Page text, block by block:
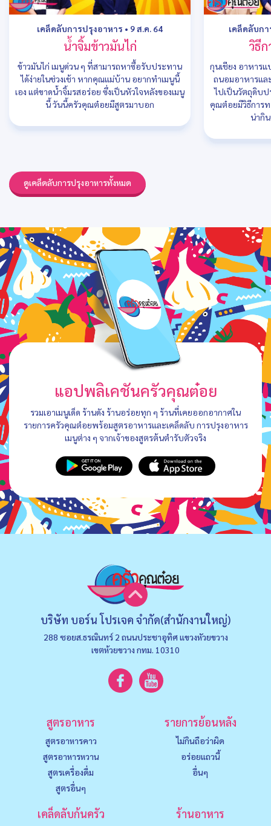
เคล็ดลับการปรุงอาหาร • 9 ส.ค. 64
น้ำจิ้มข้าวมันไก่
ข้าวมันไก่ เมนูด่วน ๆ ที่สามารถหาซื้อรับประทาน
ได้ง่ายในช่วงเช้า หากคุณแม่บ้าน อยากทำเมนูนี้
เอง แต่ขาดน้ำจิ้มรสอร่อย ซึ่งเป็นหัวใจหลังของเมนู
นี้ วันนี้ครัวคุณต๋อยมีสูตรมาบอก
เคล็ดลับก
วิธี
กุนเชียง อาหาร
ถนอมอาหารแล
ไปเป็นวัตถุดิบป
คุณต๋อยมีวิธีการท
น่ากิ
ดูเคล็ดลับการปรุงอาหารทั้งหมด
แอปพลิเคชันครัวคุณต๋อย
รวมเอาเมนูเด็ด ร้านดัง ร้านอร่อยทุก ๆ ร้านที่เคยออกอากาศใน
รายการครัวคุณต๋อยพร้อมสูตรอาหารและเคล็ดลับ การปรุงอาหาร
เมนูต่าง ๆ จากเจ้าของสูตรต้นตำรับตัวจริง
บริษัท บอร์น โปรเจค จำกัด(สำนักงานใหญ่)
288 ซอยส.ธรณินทร์ 2 ถนนประชาอุทิศ แขวงหัวยขวาง
เขตห้วยขวาง กทม. 10310
สูตรอาหาร
สูตรอาหารคาว
สูตรอาหารหวาน
สูตรเครื่องดื่ม
สูตรอื่นๆ
รายการย้อนหลัง
ไม่กินถือว่าผิด
อร่อยแถวนี้
อื่นๆ
เคล็ดลับก้นครัว
ร้านอาหาร